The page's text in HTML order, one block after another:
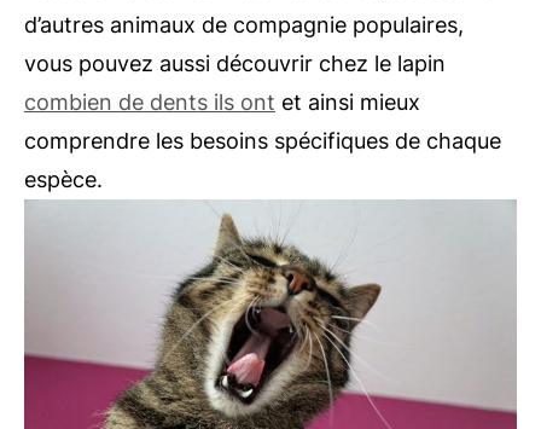
d’autres animaux de compagnie populaires,
vous pouvez aussi découvrir chez le lapin
combien de dents ils ont et ainsi mieux
comprendre les besoins spécifiques de chaque
espèce.